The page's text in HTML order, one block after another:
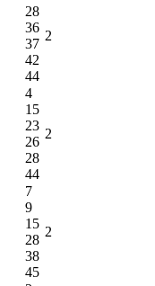
28
36
37
42
44
2
4
15
23
26
28
44
2
7
9
15
28
38
45
2